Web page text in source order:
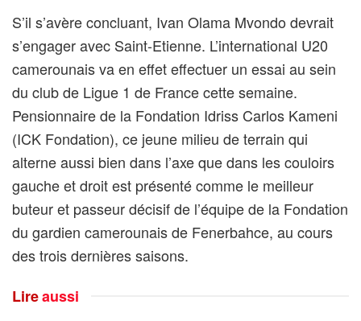
S’il s’avère concluant, Ivan Olama Mvondo devrait
s’engager avec Saint-Etienne. L’international U20
camerounais va en effet effectuer un essai au sein
du club de Ligue 1 de France cette semaine.
Pensionnaire de la Fondation Idriss Carlos Kameni
(ICK Fondation), ce jeune milieu de terrain qui
alterne aussi bien dans l’axe que dans les couloirs
gauche et droit est présenté comme le meilleur
buteur et passeur décisif de l’équipe de la Fondation
du gardien camerounais de Fenerbahce, au cours
des trois dernières saisons.
Lireaussi